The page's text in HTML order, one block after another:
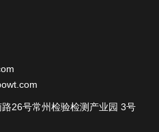
26号常州检验检测产业园 3号